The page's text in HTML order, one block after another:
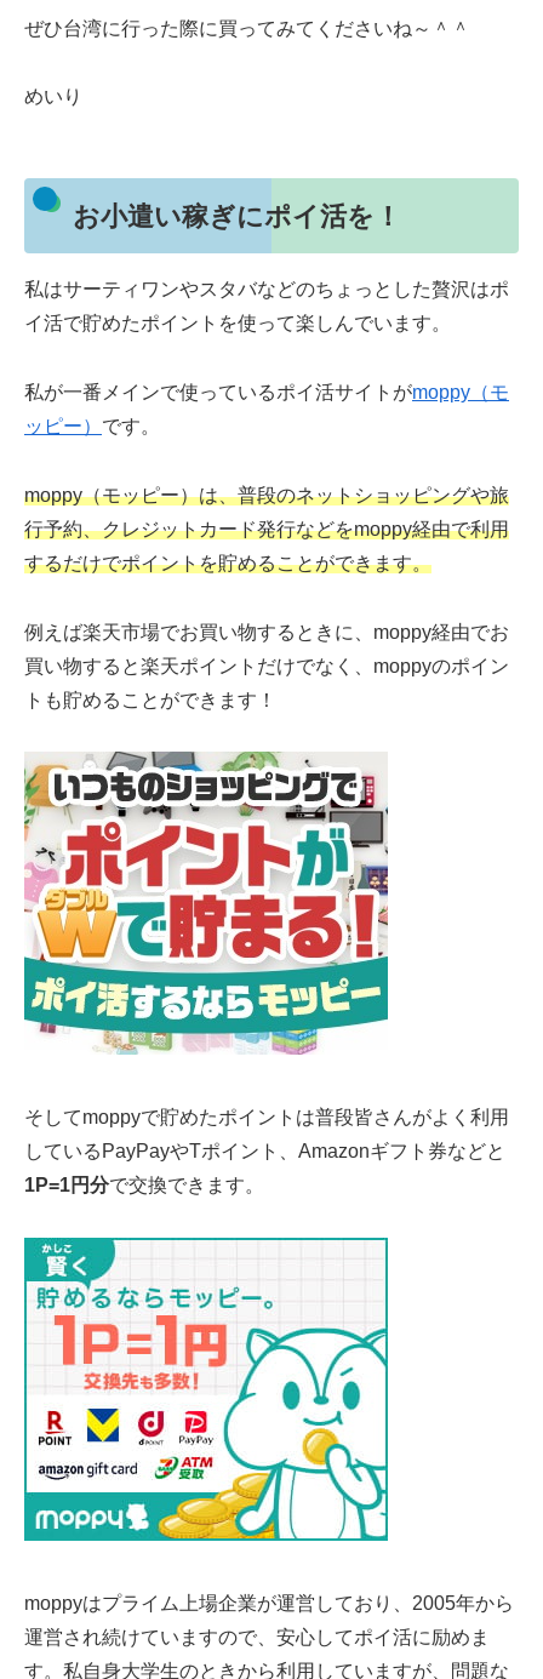
ぜひ台湾に行った際に買ってみてくださいね～＾＾
めいり
お小遣い稼ぎにポイ活を！
私はサーティワンやスタバなどのちょっとした贅沢はポ
イ活で貯めたポイントを使って楽しんでいます。
私が一番メインで使っているポイ活サイトがmoppy（モ
ッピー） です。
moppy（モッピー）は、普段のネットショッピングや旅
行予約、クレジットカード発行などをmoppy経由で利用
するだけでポイントを貯めることができます。
例えば楽天市場でお買い物するときに、moppy経由でお
買い物すると楽天ポイントだけでなく、moppyのポイン
トも貯めることができます！
そしてmoppyで貯めたポイントは普段皆さんがよく利用
しているPayPayやTポイント、Amazonギフト券などと
1P=1円分で交換できます。
moppyはプライム上場企業が運営しており、2005年から
運営され続けていますので、安心してポイ活に励めま
す。私自身大学生のときから利用していますが、問題な